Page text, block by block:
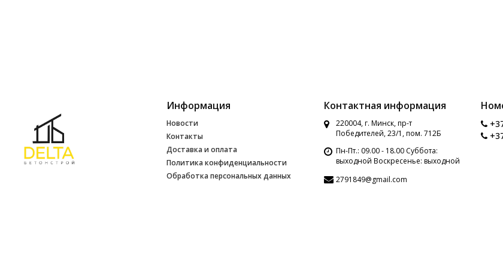
Информация
Новости
Контакты
Доставка и оплата
Политика конфиденциальности
Обработка персональных данных
Контактная информация
220004, г. Минск, пр-т
Победителей, 23/1, пом. 712Б
Пн-Пт.: 09.00 - 18.00 Суббота:
выходной Воскресенье: выходной
2791849@gmail.com